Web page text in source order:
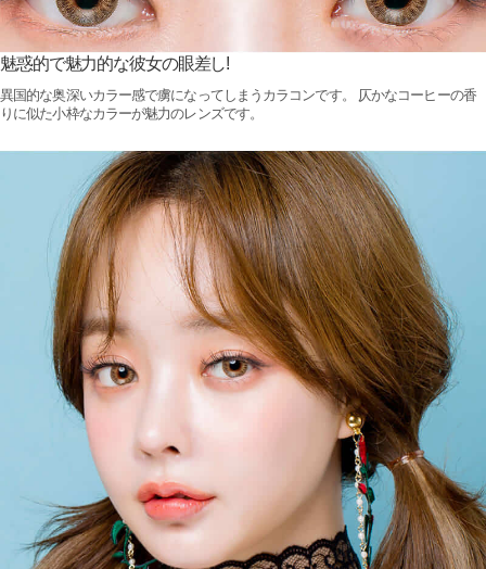
魅惑的で魅力的な彼女の眼差し!
異国的な奥深いカラー感で虜になってしまうカラコンです。 仄かなコーヒーの香
りに似た小枠なカラーが魅力のレンズです。